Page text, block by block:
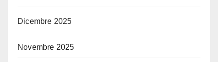
Dicembre 2025
Novembre 2025